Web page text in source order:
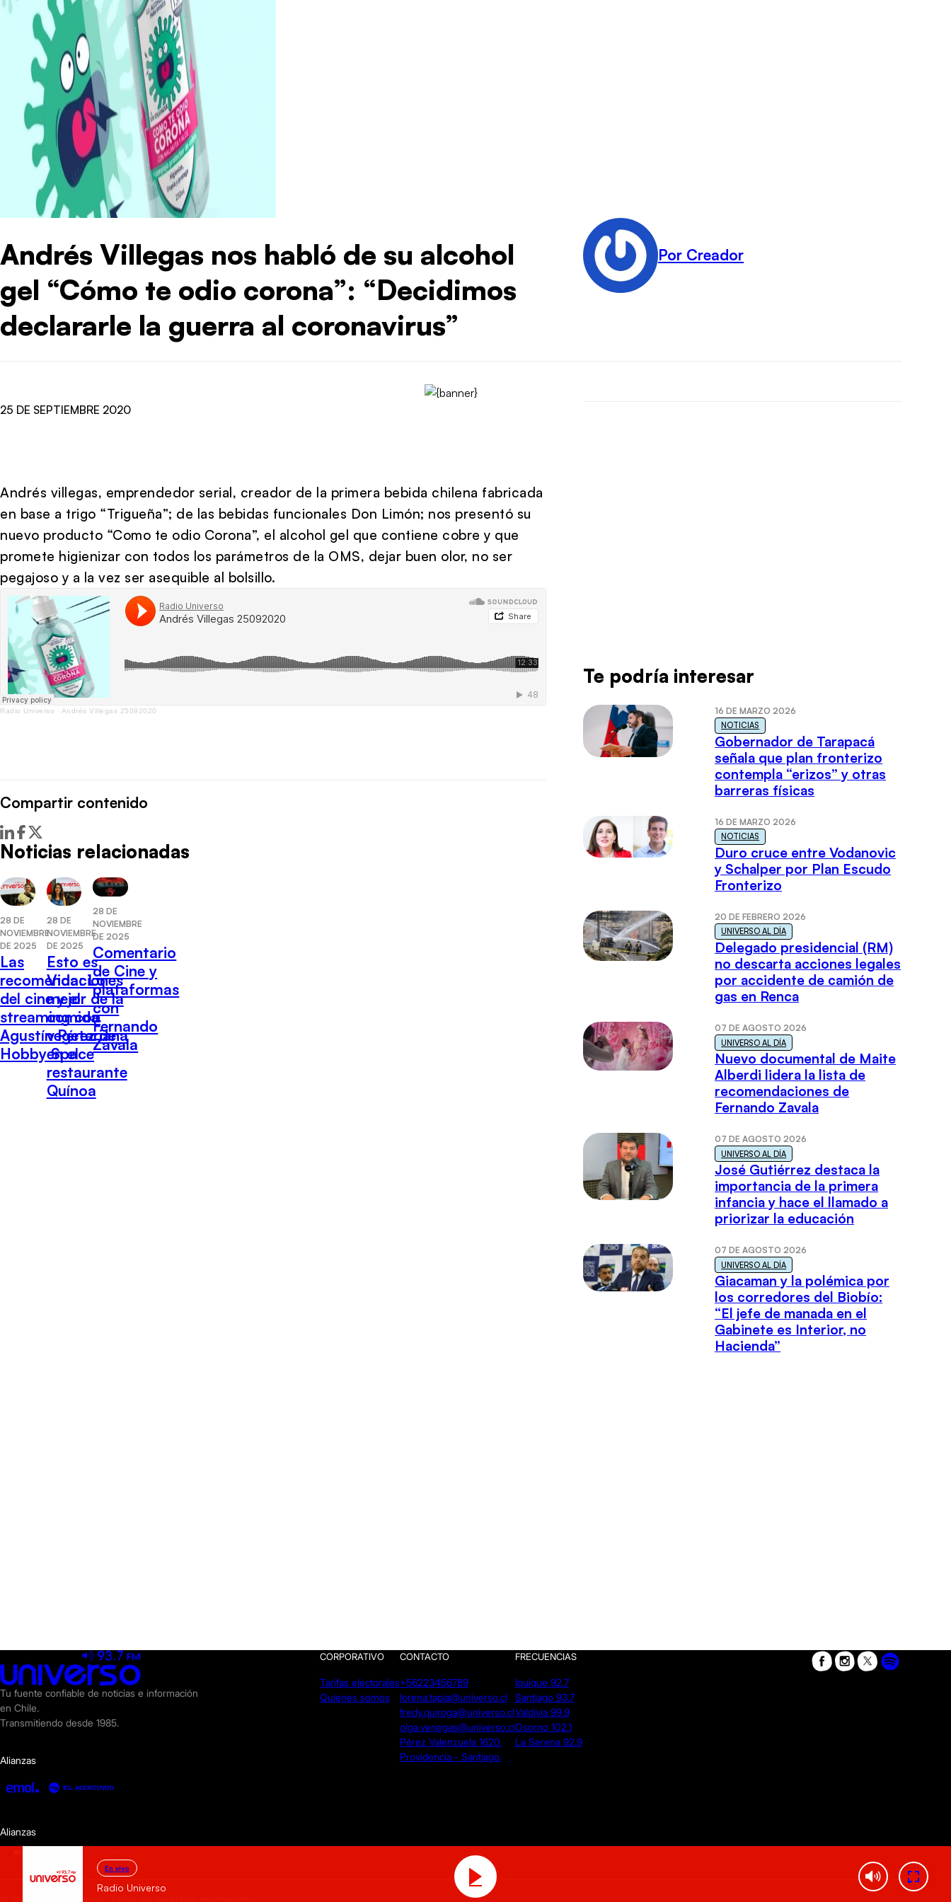
Andrés Villegas nos habló de su alcohol
gel “Cómo te odio corona”: “Decidimos
declararle la guerra al coronavirus”
Por Creador
25 DE SEPTIEMBRE 2020
Andrés villegas, emprendedor serial, creador de la primera bebida chilena fabricada
en base a trigo “Trigueña”; de las bebidas funcionales Don Limón; nos presentó su
nuevo producto “Como te odio Corona”, el alcohol gel que contiene cobre y que
promete higienizar con todos los parámetros de la OMS, dejar buen olor, no ser
pegajoso y a la vez ser asequible al bolsillo.
Radio Universo · Andrés Villegas 25092020
Compartir contenido
Noticias relacionadas
28 DE
NOVIEMBRE
DE 2025
Las
recomendaciones
del cine y el
streaming con
Agustín Pérez de
Hobby Space
28 DE
NOVIEMBRE
DE 2025
Esto es
Vida: Lo
mejor de la
comida
vegetariana
en el
restaurante
Quínoa
28 DE
NOVIEMBRE
DE 2025
Comentario
de Cine y
plataformas
con
Fernando
Zavala
Te podría interesar
16 DE MARZO 2026
NOTICIAS
Gobernador de Tarapacá
señala que plan fronterizo
contempla “erizos” y otras
barreras físicas
16 DE MARZO 2026
NOTICIAS
Duro cruce entre Vodanovic
y Schalper por Plan Escudo
Fronterizo
20 DE FEBRERO 2026
UNIVERSO AL DÍA
Delegado presidencial (RM)
no descarta acciones legales
por accidente de camión de
gas en Renca
07 DE AGOSTO 2026
UNIVERSO AL DÍA
Nuevo documental de Maite
Alberdi lidera la lista de
recomendaciones de
Fernando Zavala
07 DE AGOSTO 2026
UNIVERSO AL DÍA
José Gutiérrez destaca la
importancia de la primera
infancia y hace el llamado a
priorizar la educación
07 DE AGOSTO 2026
UNIVERSO AL DÍA
Giacaman y la polémica por
los corredores del Biobío:
“El jefe de manada en el
Gabinete es Interior, no
Hacienda”
En vivo
Radio Universo
Tu fuente confiable de noticias e información
en Chile.
Transmitiendo desde 1985.
Alianzas
CORPORATIVO
Tarifas electorales
Quienes somos
CONTACTO
+56223456789
lorena.tapia@universo.cl
fredy.quiroga@universo.cl
olga.venegas@universo.cl
Pérez Valenzuela 1620.
Providencia - Santiago.
FRECUENCIAS
Iquique 92.7
Santiago 93.7
Valdivia 99.9
Osorno 102.1
La Serena 92.9
Alianzas